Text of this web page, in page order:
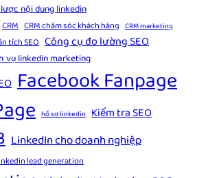
nội dung linkedin
CRM CRM chăm sóc khách hàng CRM marketing
tích SEO Công cụ đo lường SEO
vụ linkedin marketing
Facebook Fanpage
hồ sơ linkedin Kiểm tra SEO
LinkedIn cho doanh nghiệp
lead generation